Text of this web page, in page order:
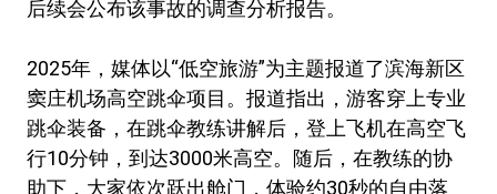
后续会公布该事故的调查分析报告。
2025年，媒体以“低空旅游”为主题报道了滨海新区
窦庄机场高空跳伞项目。报道指出，游客穿上专业
跳伞装备，在跳伞教练讲解后，登上飞机在高空飞
行10分钟，到达3000米高空。随后，在教练的协
助下，大家依次跃出舱门，体验约30秒的自由落